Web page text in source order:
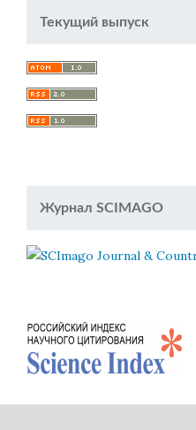
Текущий выпуск
Журнал SCIMAGO